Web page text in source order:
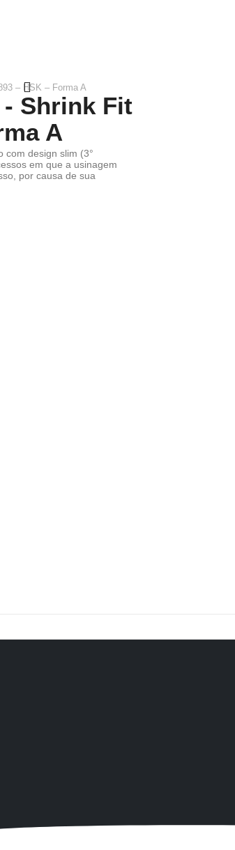
– HSK – Forma A
- Shrink Fit
A
com design slim (3°
em que a usinagem
por causa de sua